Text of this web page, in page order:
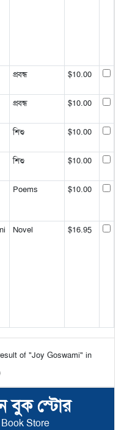
বুক স্টোর
Store
প্রবন্ধ $10.00
প্রবন্ধ $10.00
শিশু $10.00
শিশু $10.00
Poems $10.00
Novel $16.95
of "Joy Goswami" in